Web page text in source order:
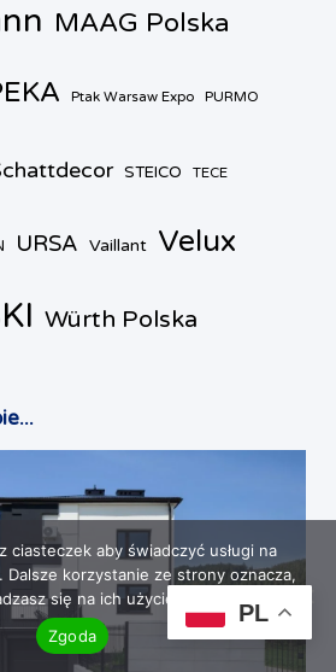
MAAG Polska
Ptak Warsaw Expo PURMO
STEICO TECE
URSA Vaillant Velux
Würth Polska
PL
ciasteczek aby świadczyć usługi na
Dalsze korzystanie ze strony oznacza,
się na ich użycie.
Zgoda